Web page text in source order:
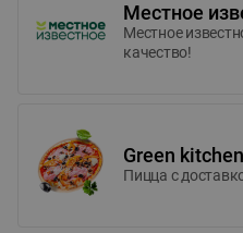
Местное
Местное
качество!
Green kitchen
Пицца c